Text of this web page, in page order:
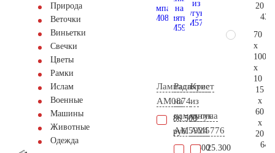
Природа
Веточки
Виньетки
Свечки
Цветы
Рамки
Ислам
Военные
Машины
Животные
Одежда
Лампада
AM0874
86.500
руб.
Распятие
на
памятник
AM5924
9.300
Крест
из
чугуна
AM5776
25.300
20
70
x
100
x
10
15
x
60
x
20